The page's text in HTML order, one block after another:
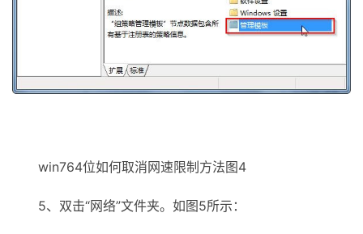
win764位如何取消网速限制方法图4
5、双击“网络”文件夹。如图5所示：